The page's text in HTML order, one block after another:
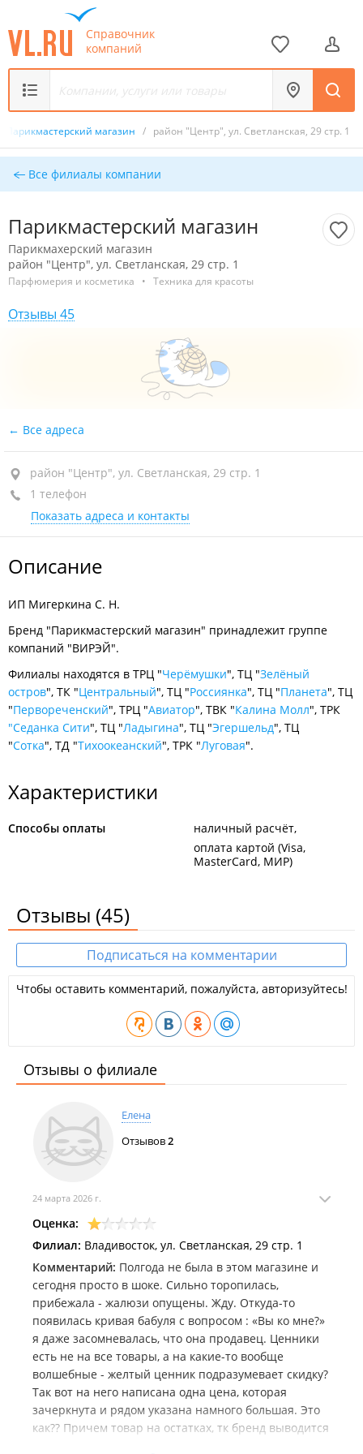
Справочник
компаний
Парикмастерский магазин / район "Центр", ул. Светланская, 29 стр. 1
Все филиалы компании
Парикмастерский магазин
Парикмахерский магазин
район "Центр", ул. Светланская, 29 стр. 1
Парфюмерия и косметика • Техника для красоты
Отзывы 45
Все адреса
район "Центр", ул. Светланская, 29 стр. 1
1 телефон
Показать адреса и контакты
Описание
ИП Мигеркина С. Н.
Бренд "Парикмастерский магазин" принадлежит группе
компаний "ВИРЭЙ".
Филиалы находятся в ТРЦ "Черёмушки", ТЦ "Зелёный
остров", ТК "Центральный", ТЦ "Россиянка", ТЦ "Планета", ТЦ
"Первореченский", ТРЦ "Авиатор", ТВК "Калина Молл", ТРК
"Седанка Сити", ТЦ "Ладыгина", ТЦ "Эгершельд", ТЦ
"Сотка", ТД "Тихоокеанский", ТРК "Луговая".
Характеристики
Способы оплаты
наличный расчёт
оплата картой (Visa,
MasterCard, МИР)
Отзывы (45)
Подписаться на комментарии
Чтобы оставить комментарий, пожалуйста, авторизуйтесь!
Отзывы о филиале
Елена
Отзывов2
24 марта 2026 г.
Оценка:
Филиал: Владивосток, ул. Светланская, 29 стр. 1
Комментарий: Полгода не была в этом магазине и
сегодня просто в шоке. Сильно торопилась,
прибежала - жалюзи опущены. Жду. Откуда-то
появилась кривая бабуля с вопросом : «Вы ко мне?»
я даже засомневалась, что она продавец. Ценники
есть не на все товары, а на какие-то вообще
волшебные - желтый ценник подразумевает скидку?
Так вот на него написана одна цена, которая
зачеркнута и рядом указана намного большая. Это
как?? Причем товар на остатках, тк бренд выводится